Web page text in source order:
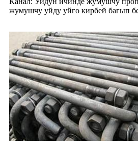
жумушчу уйду уйго кирбей багып